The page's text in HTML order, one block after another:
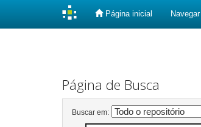
Página inicial Navegar
Página de Busca
Buscar em: